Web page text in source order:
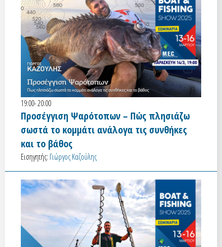
19:00- 20:00
Προσέγγιση Ψαρότοπων – Πώς πλησιάζω
σωστά το κομμάτι ανάλογα τις συνθήκες
και το βάθος
Εισηγητής: Γιώργος Καζούλης